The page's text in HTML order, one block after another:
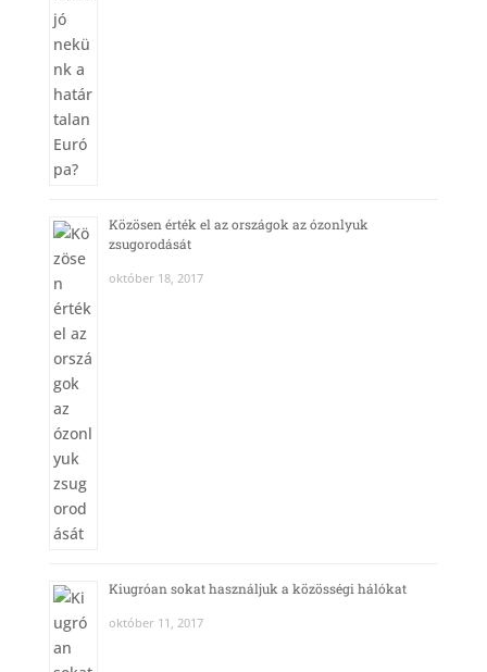
Közösen érték el az országok az ózonlyuk
zsugorodását
október 18, 2017
Kiugróan sokat használjuk a közösségi hálókat
október 11, 2017